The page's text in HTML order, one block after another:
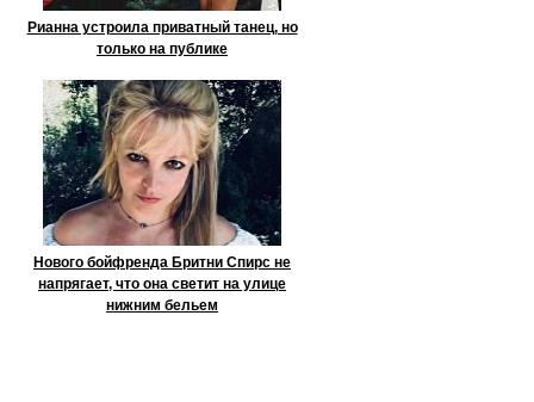
Рианна устроила приватный танец, но
только на публике
Нового бойфренда Бритни Спирс не
напрягает, что она светит на улице
нижним бельем